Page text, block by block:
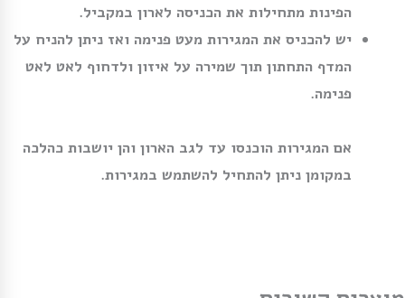
הפינות מתחילות את הכניסה לארון במקביל.
יש להכניס את המגירות מעט פנימה ואז ניתן להניח על
המדף התחתון תוך שמירה על איזון ולדחוף לאט לאט
פנימה.
אם המגירות הוכנסו עד לגב הארון והן יושבות כהלכה
במקומן ניתן להתחיל להשתמש במגירות.